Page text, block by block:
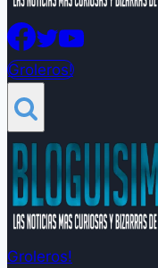
Groleros!
Groleros!